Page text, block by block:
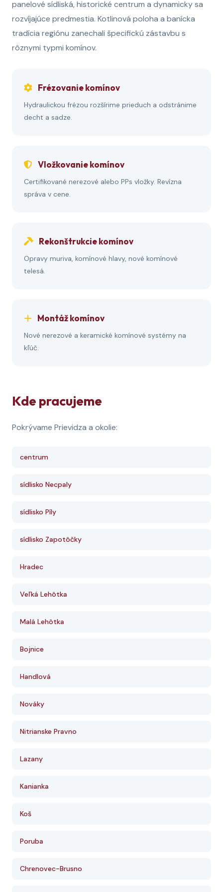
panelové sídliská, historické centrum a dynamicky sa
rozvíjajúce predmestia. Kotlinová poloha a banícka
tradícia regiónu zanechali špecifickú zástavbu s
rôznymi typmi komínov.
Frézovanie komínov
Hydraulickou frézou rozšírime prieduch a odstránime
decht a sadze.
Vložkovanie komínov
Certifikované nerezové alebo PPs vložky. Revízna
správa v cene.
Rekonštrukcie komínov
Opravy muriva, komínové hlavy, nové komínové
telesá.
Montáž komínov
Nové nerezové a keramické komínové systémy na
kľúč.
Kde pracujeme
Pokrývame Prievidza a okolie:
centrum
sídlisko Necpaly
sídlisko Píly
sídlisko Zapotôčky
Hradec
Veľká Lehôtka
Malá Lehôtka
Bojnice
Handlová
Nováky
Nitrianske Pravno
Lazany
Kanianka
Koš
Poruba
Chrenovec-Brusno